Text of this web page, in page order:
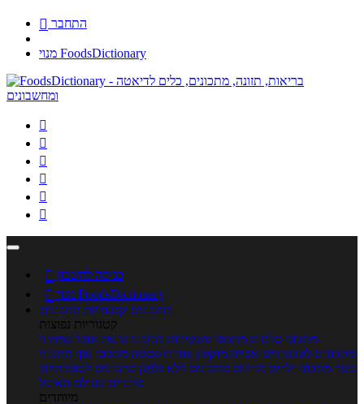
 התחבר
מנוי FoodsDictionary






 כניסה לחשבון

מנוי FoodsDictionary
מתכונים קטגוריות מתכונים
קטגוריות נפוצות
מתכוני סלטים מתכוני פשטידות מתכוני עוגות אוכל צמחוני
מתכונים לטבעוניים אפייה מוקפץ עוגיות פסטה מתכוני עוף מתכוני
בשר מתכוני ילדים מרקים מתכונים ללא גלוטן מתכונים לסוכרתיים
טרנדים בעולם האוכל
מיוחדים